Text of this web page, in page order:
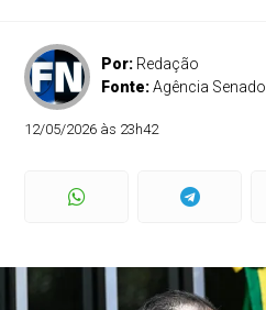
Por: Redação
Fonte:Agência Senado
12/05/2026 às 23h42